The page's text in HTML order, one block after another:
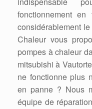
fonctionnement
considérablement
Chaleur vous
pompes à chaleur
mitsubishi à
ne fonctionne plus
en panne ? Nous
équipe de